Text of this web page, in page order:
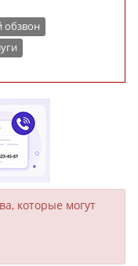
обзвон
кото­рые могут